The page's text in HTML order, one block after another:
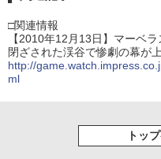
□関連情報
【2010年12月13日】マーベ
閉ざされた渓谷で惨劇の幕
http://
ml
トッ